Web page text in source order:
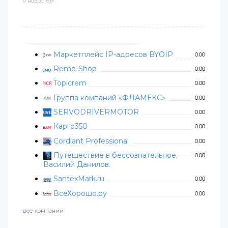
Маркетплейс IP-адресов BYOIP 0.00
Remo-Shop 0.00
Topicrem 0.00
Группа компаний «ФЛАМЕКС» 0.00
SERVODRIVERMOTOR 0.00
Карго350 0.00
Cordiant Professional 0.00
Путешествие в бессознательное.
Василий Данилов.
0.00
SantexMark.ru 0.00
ВсеХорошо.ру 0.00
все компании